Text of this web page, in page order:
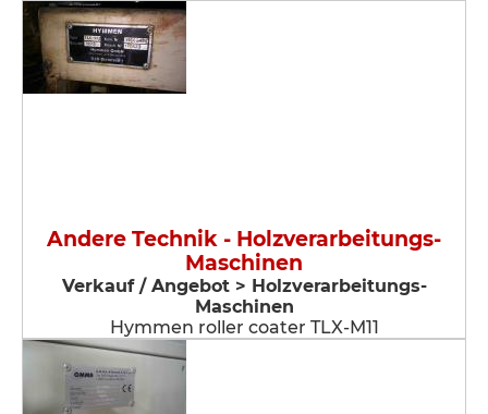
Andere Technik - Holzverarbeitungs-
Maschinen
Verkauf / Angebot > Holzverarbeitungs-
Maschinen
Hymmen roller coater TLX-M11